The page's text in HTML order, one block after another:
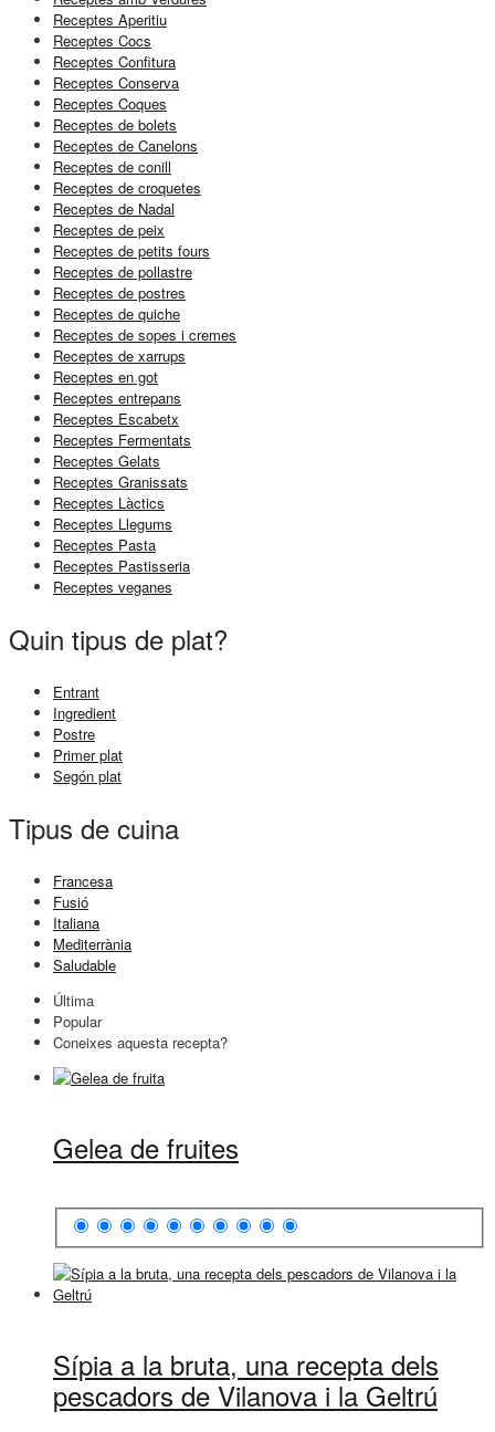
Receptes Aperitiu
Receptes Cocs
Receptes Confitura
Receptes Conserva
Receptes Coques
Receptes de bolets
Receptes de Canelons
Receptes de conill
Receptes de croquetes
Receptes de Nadal
Receptes de peix
Receptes de petits fours
Receptes de pollastre
Receptes de postres
Receptes de quiche
Receptes de sopes i cremes
Receptes de xarrups
Receptes en got
Receptes entrepans
Receptes Escabetx
Receptes Fermentats
Receptes Gelats
Receptes Granissats
Receptes Làctics
Receptes Llegums
Receptes Pasta
Receptes Pastisseria
Receptes veganes
Quin tipus de plat?
Entrant
Ingredient
Postre
Primer plat
Segón plat
Tipus de cuina
Francesa
Fusió
Italiana
Mediterrània
Saludable
Última
Popular
Coneixes aquesta recepta?
Gelea de fruites
Sípia a la bruta, una recepta dels
pescadors de Vilanova i la Geltrú